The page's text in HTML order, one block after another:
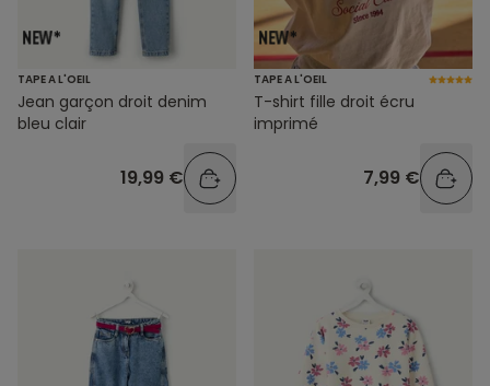
TAPE A L'OEIL
Jean garçon droit denim
bleu clair
19,99 €
TAPE A L'OEIL
T-shirt fille droit écru
imprimé
7,99 €